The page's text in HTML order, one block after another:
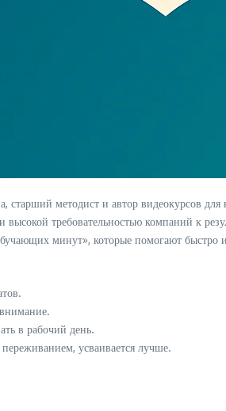
методист и автор видеокурсов для
требовательностью компаний к
минут», которые помогают быстро
в рабочий день.
усваивается лучше.